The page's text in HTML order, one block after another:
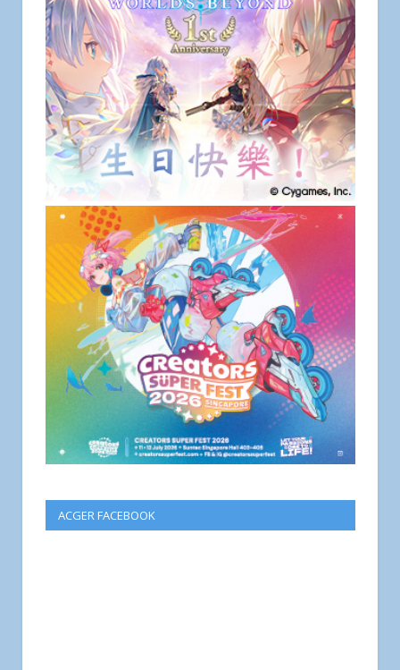
ACGER FACEBOOK